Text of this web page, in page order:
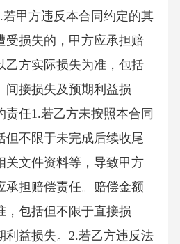
甲方违反本合同约定的其
受损失的，甲方应承担赔
乙方实际损失为准，包括
间接损失及预期利益损
责任1.若乙方未按照本合同
但不限于未完成后续收尾
关文件资料等，导致甲方
承担赔偿责任。赔偿金额
，包括但不限于直接损
利益损失。2.若乙方违反法